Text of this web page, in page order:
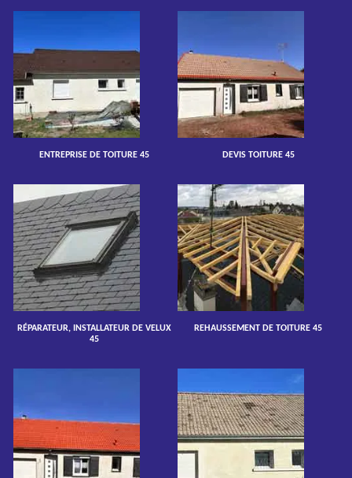
ENTREPRISE DE TOITURE 45 DEVIS TOITURE 45
RÉPARATEUR, INSTALLATEUR DE VELUX
45
REHAUSSEMENT DE TOITURE 45